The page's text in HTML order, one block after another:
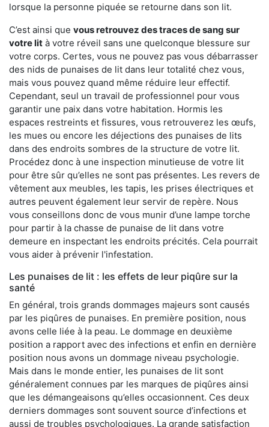
lorsque la personne piquée se retourne dans son lit.
C’est ainsi que vous retrouvez des traces de sang sur
votre lit à votre réveil sans une quelconque blessure sur
votre corps. Certes, vous ne pouvez pas vous débarrasser
des nids de punaises de lit dans leur totalité chez vous,
mais vous pouvez quand même réduire leur effectif.
Cependant, seul un travail de professionnel pour vous
garantir une paix dans votre habitation. Hormis les
espaces restreints et fissures, vous retrouverez les œufs,
les mues ou encore les déjections des punaises de lits
dans des endroits sombres de la structure de votre lit.
Procédez donc à une inspection minutieuse de votre lit
pour être sûr qu’elles ne sont pas présentes. Les revers de
vêtement aux meubles, les tapis, les prises électriques et
autres peuvent également leur servir de repère. Nous
vous conseillons donc de vous munir d’une lampe torche
pour partir à la chasse de punaise de lit dans votre
demeure en inspectant les endroits précités. Cela pourrait
vous aider à prévenir l'infestation.
Les punaises de lit : les effets de leur piqûre sur la
santé
En général, trois grands dommages majeurs sont causés
par les piqûres de punaises. En première position, nous
avons celle liée à la peau. Le dommage en deuxième
position a rapport avec des infections et enfin en dernière
position nous avons un dommage niveau psychologie.
Mais dans le monde entier, les punaises de lit sont
généralement connues par les marques de piqûres ainsi
que les démangeaisons qu’elles occasionnent. Ces deux
derniers dommages sont souvent source d’infections et
aussi de troubles psychologiques. La grande satisfaction